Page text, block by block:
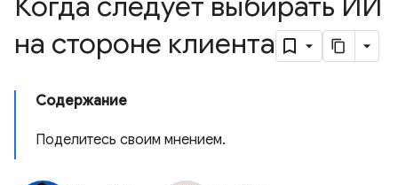
на стороне клиента
Содержание
Поделитесь своим мнением.